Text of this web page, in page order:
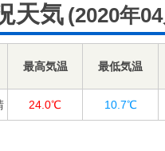
天気 (2020年
最高気温 最低気温
24.0℃ 10.7℃